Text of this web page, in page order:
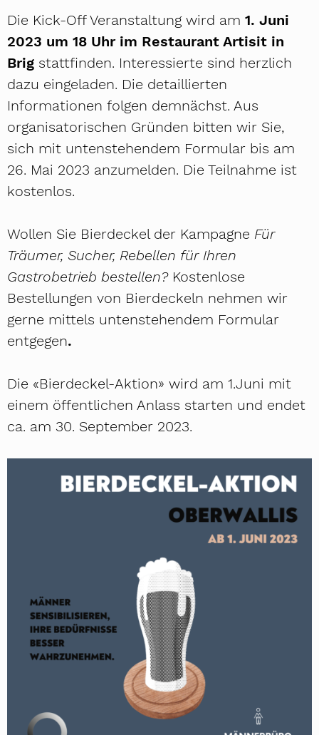
Die Kick-Off Veranstaltung wird am 1. Juni
2023 um 18 Uhr im Restaurant Artisit in
Brig stattfinden. Interessierte sind herzlich
dazu eingeladen. Die detaillierten
Informationen folgen demnächst. Aus
organisatorischen Gründen bitten wir Sie,
sich mit untenstehendem Formular bis am
26. Mai 2023 anzumelden. Die Teilnahme ist
kostenlos.
Wollen Sie Bierdeckel der Kampagne Für
Träumer, Sucher, Rebellen für Ihren
Gastrobetrieb bestellen? Kostenlose
Bestellungen von Bierdeckeln nehmen wir
gerne mittels untenstehendem Formular
entgegen.
Die «Bierdeckel-Aktion» wird am 1.Juni mit
einem öffentlichen Anlass starten und endet
ca. am 30. September 2023.